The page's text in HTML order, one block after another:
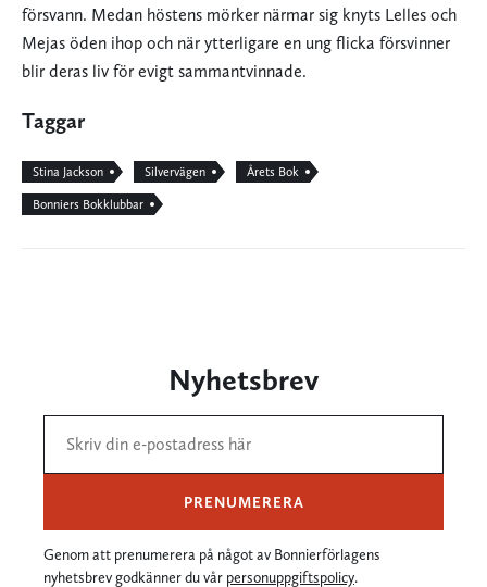
försvann. Medan höstens mörker närmar sig knyts Lelles och
Mejas öden ihop och när ytterligare en ung flicka försvinner
blir deras liv för evigt sammantvinnade.
Taggar
Stina Jackson Silvervägen Årets Bok
Bonniers Bokklubbar
Nyhetsbrev
PRENUMERERA
Genom att prenumerera på något av Bonnierförlagens
nyhetsbrev godkänner du vår personuppgiftspolicy.